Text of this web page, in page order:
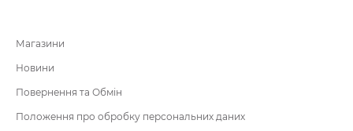
Магазини
Новини
Повернення та Обмін
Положення про обробку персональних даних